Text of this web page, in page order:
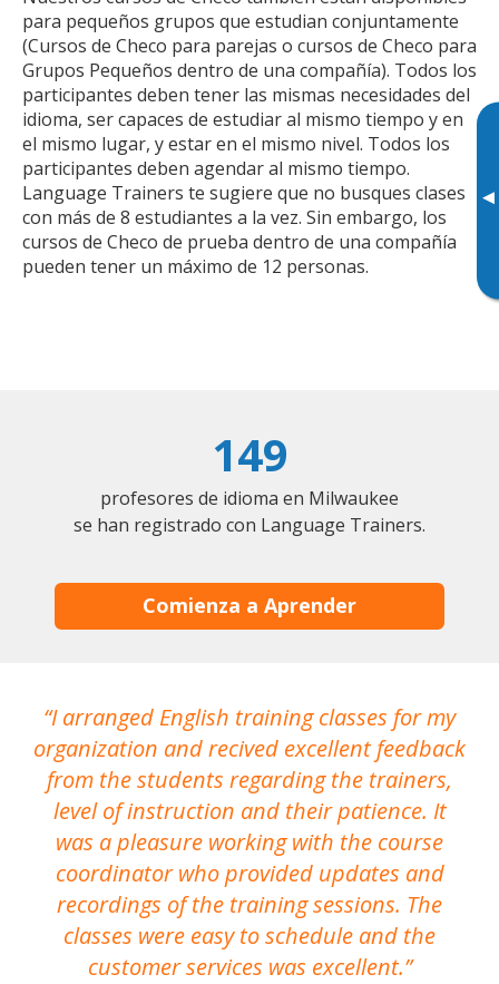
▸
para pequeños grupos que estudian conjuntamente
(Cursos de Checo para parejas o cursos de Checo para
Grupos Pequeños dentro de una compañía). Todos los
participantes deben tener las mismas necesidades del
idioma, ser capaces de estudiar al mismo tiempo y en
el mismo lugar, y estar en el mismo nivel. Todos los
participantes deben agendar al mismo tiempo.
Language Trainers te sugiere que no busques clases
con más de 8 estudiantes a la vez. Sin embargo, los
cursos de Checo de prueba dentro de una compañía
pueden tener un máximo de 12 personas.
149
profesores de idioma en Milwaukee
se han registrado con Language Trainers.
Comienza a Aprender
I arranged English training classes for my
organization and recived excellent feedback
from the students regarding the trainers,
level of instruction and their patience. It
was a pleasure working with the course
coordinator who provided updates and
recordings of the training sessions. The
classes were easy to schedule and the
customer services was excellent.